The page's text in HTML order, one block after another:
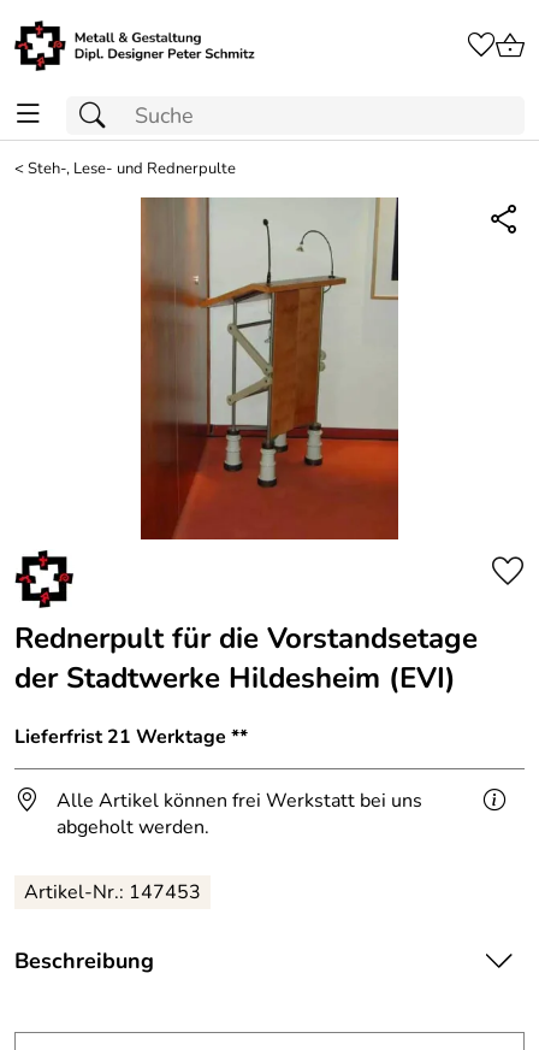
<Steh-, Lese- und Rednerpulte
Rednerpult für die Vorstandsetage
der Stadtwerke Hildesheim (EVI)
Lieferfrist 21 Werktage **
Alle Artikel können frei Werkstatt bei uns
abgeholt werden.
Artikel-Nr.: 147453
Beschreibung